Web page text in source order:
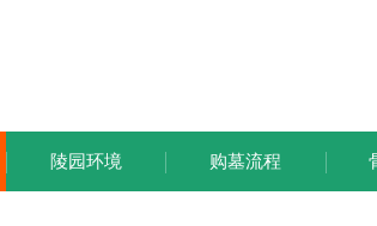
陵园环境 购墓流程